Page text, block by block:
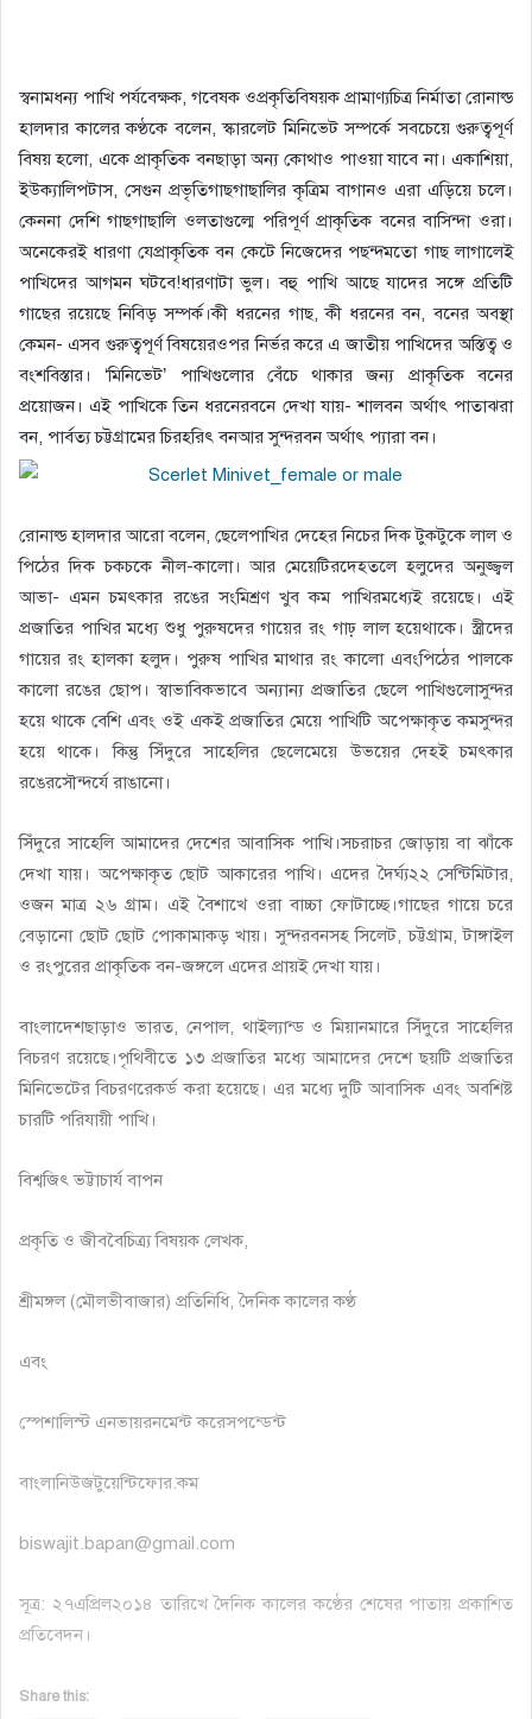
স্বনামধন্য পাখি পর্যবেক্ষক, গবেষক ওপ্রকৃতিবিষয়ক প্রামাণ্যচিত্র নির্মাতা রোনাল্ড
হালদার কালের কণ্ঠকে বলেন, স্কারলেট মিনিভেট সম্পর্কে সবচেয়ে গুরুত্বপূর্ণ
বিষয় হলো, একে প্রাকৃতিক বনছাড়া অন্য কোথাও পাওয়া যাবে না। একাশিয়া,
ইউক্যালিপটাস, সেগুন প্রভৃতিগাছগাছালির কৃত্রিম বাগানও এরা এড়িয়ে চলে।
কেননা দেশি গাছগাছালি ওলতাগুল্মে পরিপূর্ণ প্রাকৃতিক বনের বাসিন্দা ওরা।
অনেকেরই ধারণা যেপ্রাকৃতিক বন কেটে নিজেদের পছন্দমতো গাছ লাগালেই
পাখিদের আগমন ঘটবে!ধারণাটা ভুল। বহু পাখি আছে যাদের সঙ্গে প্রতিটি
গাছের রয়েছে নিবিড় সম্পর্ক।কী ধরনের গাছ, কী ধরনের বন, বনের অবস্থা
কেমন- এসব গুরুত্বপূর্ণ বিষয়েরওপর নির্ভর করে এ জাতীয় পাখিদের অস্তিত্ব ও
বংশবিস্তার। ‘মিনিভেট’ পাখিগুলোর বেঁচে থাকার জন্য প্রাকৃতিক বনের
প্রয়োজন। এই পাখিকে তিন ধরনেরবনে দেখা যায়- শালবন অর্থাৎ পাতাঝরা
বন, পার্বত্য চট্টগ্রামের চিরহরিৎ বনআর সুন্দরবন অর্থাৎ প্যারা বন।
রোনাল্ড হালদার আরো বলেন, ছেলেপাখির দেহের নিচের দিক টুকটুকে লাল ও
পিঠের দিক চকচকে নীল-কালো। আর মেয়েটিরদেহতলে হলুদের অনুজ্জ্বল
আভা- এমন চমৎকার রঙের সংমিশ্রণ খুব কম পাখিরমধ্যেই রয়েছে। এই
প্রজাতির পাখির মধ্যে শুধু পুরুষদের গায়ের রং গাঢ় লাল হয়েথাকে। স্ত্রীদের
গায়ের রং হালকা হলুদ। পুরুষ পাখির মাথার রং কালো এবংপিঠের পালকে
কালো রঙের ছোপ। স্বাভাবিকভাবে অন্যান্য প্রজাতির ছেলে পাখিগুলোসুন্দর
হয়ে থাকে বেশি এবং ওই একই প্রজাতির মেয়ে পাখিটি অপেক্ষাকৃত কমসুন্দর
হয়ে থাকে। কিন্তু সিঁদুরে সাহেলির ছেলেমেয়ে উভয়ের দেহই চমৎকার
রঙেরসৌন্দর্যে রাঙানো।
সিঁদুরে সাহেলি আমাদের দেশের আবাসিক পাখি।সচরাচর জোড়ায় বা ঝাঁকে
দেখা যায়। অপেক্ষাকৃত ছোট আকারের পাখি। এদের দৈর্ঘ্য২২ সেন্টিমিটার,
ওজন মাত্র ২৬ গ্রাম। এই বৈশাখে ওরা বাচ্চা ফোটাচ্ছে।গাছের গায়ে চরে
বেড়ানো ছোট ছোট পোকামাকড় খায়। সুন্দরবনসহ সিলেট, চট্টগ্রাম, টাঙ্গাইল
ও রংপুরের প্রাকৃতিক বন-জঙ্গলে এদের প্রায়ই দেখা যায়।
বাংলাদেশছাড়াও ভারত, নেপাল, থাইল্যান্ড ও মিয়ানমারে সিঁদুরে সাহেলির
বিচরণ রয়েছে।পৃথিবীতে ১৩ প্রজাতির মধ্যে আমাদের দেশে ছয়টি প্রজাতির
মিনিভেটের বিচরণরেকর্ড করা হয়েছে। এর মধ্যে দুটি আবাসিক এবং অবশিষ্ট
চারটি পরিযায়ী পাখি।
বিশ্বজিৎ ভট্টাচার্য বাপন
প্রকৃতি ও জীববৈচিত্র্য বিষয়ক লেখক,
শ্রীমঙ্গল (মৌলভীবাজার) প্রতিনিধি, দৈনিক কালের কণ্ঠ
এবং
স্পেশালিস্ট এনভায়রনমেন্ট করেসপন্ডেন্ট
বাংলানিউজটুয়েন্টিফোর.কম
biswajit.bapan@gmail.com
সূত্র: ২৭এপ্রিল২০১৪ তারিখে দৈনিক কালের কণ্ঠের শেষের পাতায় প্রকাশিত
প্রতিবেদন।
Share this: